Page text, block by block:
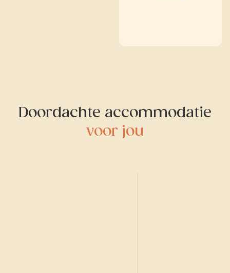
Doordachte accommodatie
voor jou